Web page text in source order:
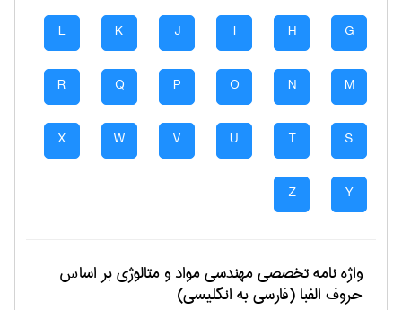
G
H
I
J
K
L
M
N
O
P
Q
R
S
T
U
V
W
X
Y
Z
واژه نامه تخصصیمهندسی مواد و متالوژیبر اساس
حروف الفبا (فارسی به انگلیسی)